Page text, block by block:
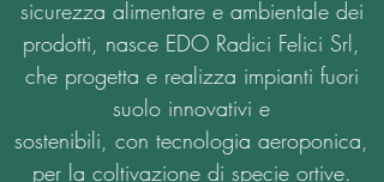
sicurezza alimentare e ambientale dei
prodotti, nasce EDO Radici Felici Srl,
che progetta e realizza impianti fuori
suolo innovativi e
sostenibili, con tecnologia aeroponica,
per la coltivazione di specie ortive.